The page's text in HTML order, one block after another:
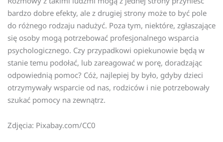
bardzo dobre efekty, ale z drugiej strony może to być pole
do różnego rodzaju nadużyć. Poza tym, niektóre, zgłaszające
się osoby mogą potrzebować profesjonalnego wsparcia
psychologicznego. Czy przypadkowi opiekunowie będą w
stanie temu podołać, lub zareagować w porę, doradzając
odpowiednią pomoc? Cóż, najlepiej by było, gdyby dzieci
otrzymywały wsparcie od nas, rodziców i nie potrzebowały
szukać pomocy na zewnątrz.
Zdjęcia: Pixabay.com/CC0